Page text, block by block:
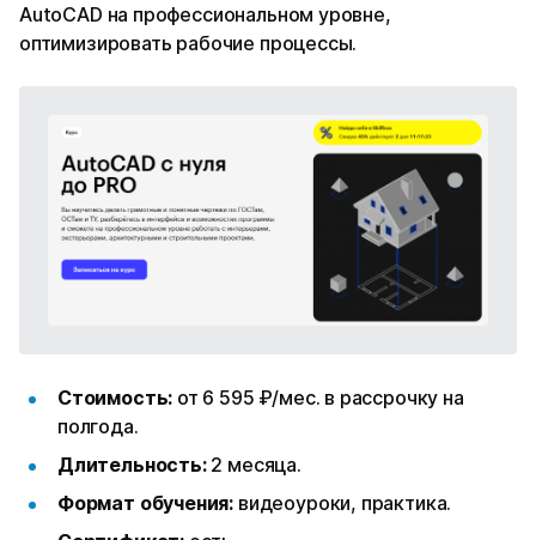
AutoCAD на профессиональном уровне,
оптимизировать рабочие процессы.
Стоимость: от 6 595 ₽/мес. в рассрочку на
полгода.
Длительность: 2 месяца.
Формат обучения: видеоуроки, практика.